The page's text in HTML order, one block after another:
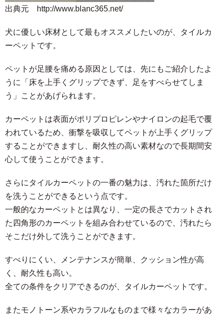
出典元 http://www.blanc365.net/
犬に優しい床材として最もオススメしたいのが、タイルカ
ーペットです。
ペットが足腰を痛める原因としては、先にもご紹介したよ
うに「床を上手くグリップできず、足をすべらせてしま
う」ことがあげられます。
カーペットは表面がポリプロピレンやナイロンの起毛で覆
われているため、衝撃を吸収してペットが上手くグリップ
することができますし、耐久性の高い素材なので長期間安
心して使うことができます。
さらにタイルカーペットの一番の魅力は、汚れた箇所だけ
を洗うことができるという点です。
一般的なカーペットとは異なり、一定の長さでカットされ
た四角形のカーペットを組み合わせているので、汚れたら
そこだけ外して洗うことができます。
すべりにくい、メンテナンスが簡単、クッション性が高
く、耐久性も高い。
全ての条件をクリアできるのが、タイルカーペットです。
またモノトーン系やカラフルなものまで様々なカラーがあ